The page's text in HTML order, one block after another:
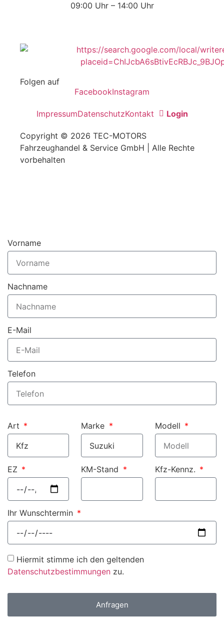
09:00 Uhr – 14:00 Uhr
Folgen auf
FacebookInstagram
Copyright © 2026 TEC-MOTORS
Fahrzeughandel & Service GmbH | Alle Rechte
vorbehalten
ImpressumDatenschutzKontakt Login
Vorname
Nachname
E-Mail
Telefon
Art Marke Modell
EZ KM-Stand Kfz-Kennz.
Ihr Wunschtermin
Hiermit stimme ich den geltenden
Datenschutzbestimmungen zu.
Anfragen